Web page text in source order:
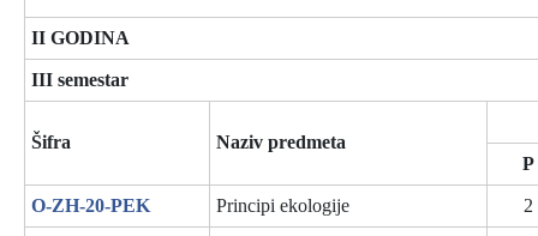
II GODINA
III semestar
Šifra
Naziv predmeta
P
O-ZH-20-PEK Principi ekologije 2